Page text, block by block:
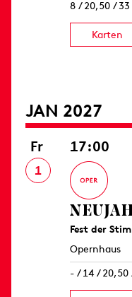
8 / 20,50 /
Karten
JAN 2027
Fr
1
17:00
Fest der
Opernhaus
- / 14 / 20,50